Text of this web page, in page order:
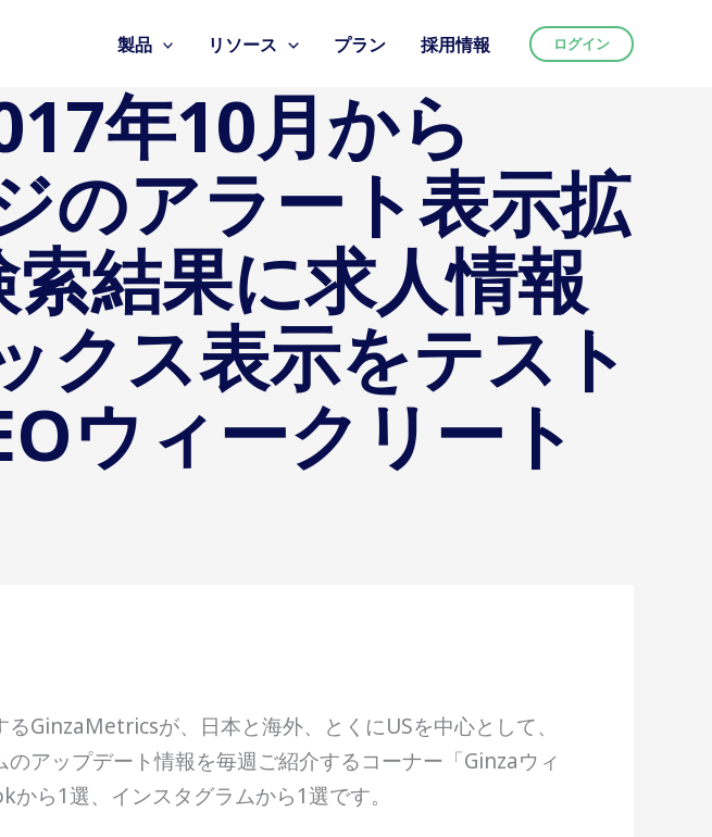
製品 リソース プラン 採用情報 ログイン
年10月から
のアラート表示拡
結果に求人情報
クス表示をテスト
ウィークリート
GinzaMetricsが、日本と海外、とくにUSを中心として、
アップデート情報を毎週ご紹介するコーナー「Ginzaウィ
ら1選、インスタグラムから1選です。